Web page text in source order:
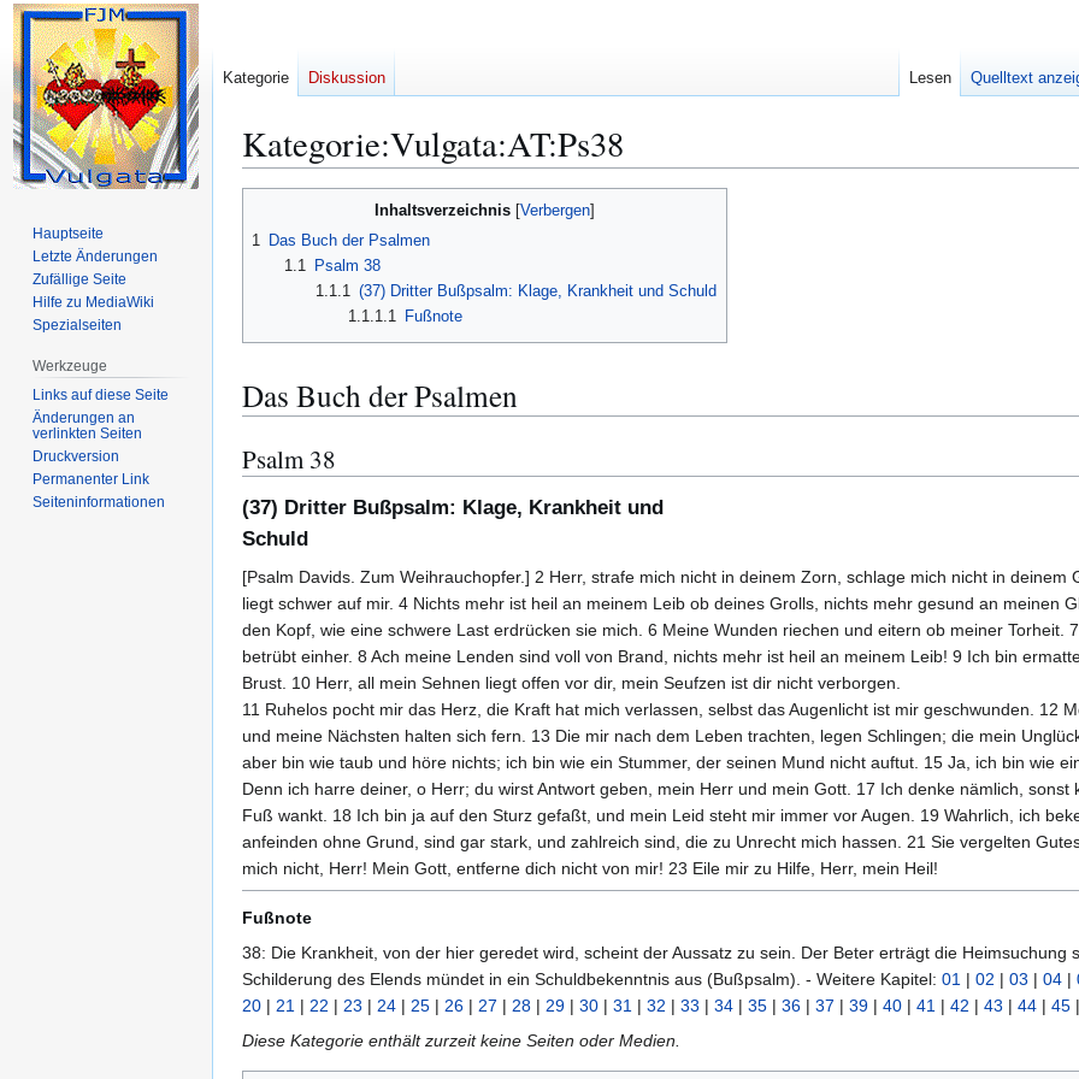
Kategorie:Vulgata:AT:Ps38
Inhaltsverzeichnis
1 Das Buch der Psalmen
1.1
Psalm 38
1.1.1 (37) Dritter Bußpsalm: Klage, Krankheit und Schuld
1.1.1.1
Fußnote
Das Buch der Psalmen
Psalm 38
(37) Dritter Bußpsalm: Klage, Krankheit und
Schuld
[Psalm Davids. Zum Weihrauchopfer.] 2 Herr, strafe mich nicht in deinem Zorn, schlage mich nicht in
liegt schwer auf mir. 4 Nichts mehr ist heil an meinem Leib ob deines Grolls, nichts mehr gesund an meinen
den Kopf, wie eine schwere Last erdrücken sie mich. 6 Meine Wunden riechen und eitern ob meiner Torheit.
betrübt einher. 8 Ach meine Lenden sind voll von Brand, nichts mehr ist heil an meinem Leib! 9 Ich bin
Brust. 10 Herr, all mein Sehnen liegt offen vor dir, mein Seufzen ist dir nicht verborgen.
11 Ruhelos pocht mir das Herz, die Kraft hat mich verlassen, selbst das Augenlicht ist mir geschwunden. 12
und meine Nächsten halten sich fern. 13 Die mir nach dem Leben trachten, legen Schlingen; die mein
aber bin wie taub und höre nichts; ich bin wie ein Stummer, der seinen Mund nicht auftut. 15 Ja, ich bin wie
Denn ich harre deiner, o Herr; du wirst Antwort geben, mein Herr und mein Gott. 17 Ich denke nämlich,
Fuß wankt. 18 Ich bin ja auf den Sturz gefaßt, und mein Leid steht mir immer vor Augen. 19 Wahrlich, ich
anfeinden ohne Grund, sind gar stark, und zahlreich sind, die zu Unrecht mich hassen. 21 Sie vergelten
mich nicht, Herr! Mein Gott, entferne dich nicht von mir! 23 Eile mir zu Hilfe, Herr, mein Heil!
Fußnote
38: Die Krankheit, von der hier geredet wird, scheint der Aussatz zu sein. Der Beter erträgt die
Schilderung des Elends mündet in ein Schuldbekenntnis aus (Bußpsalm). - Weitere Kapitel: 01 | 02 | 03 | 04 |
20 | 21 | 22 | 23 | 24 | 25 | 26 | 27 | 28 | 29 | 30 | 31 | 32 | 33 | 34 | 35 | 36 | 37 | 39 | 40 | 41 | 42 | 43 | 44 | 45 |
Diese Kategorie enthält zurzeit keine Seiten oder Medien.
Kategorie Diskussion Lesen Quelltext
Hauptseite
Letzte Änderungen
Zufällige Seite
Hilfe zu MediaWiki
Spezialseiten
Werkzeuge
Links auf diese Seite
Änderungen an
verlinkten Seiten
Druckversion
Permanenter Link
Seiten­­informationen